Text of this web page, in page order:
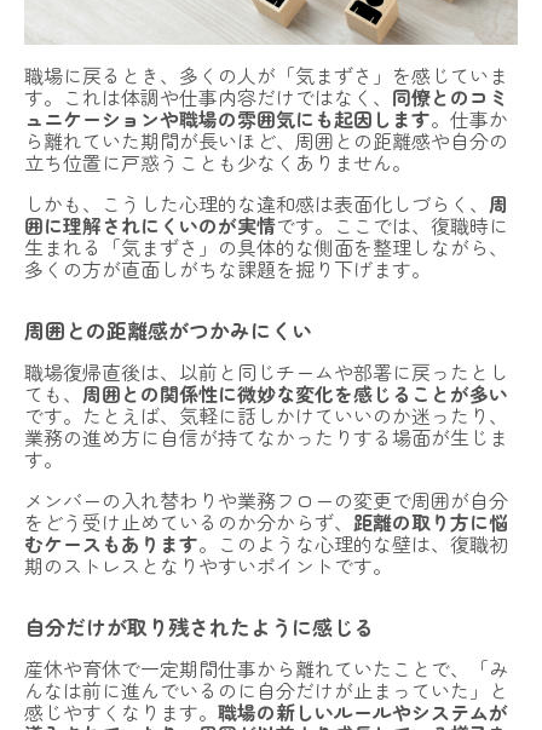
職場に戻るとき、多くの人が「気まずさ」を感じていま
す。これは体調や仕事内容だけではなく、 同僚とのコミ
ュニケーションや職場の雰囲気にも起因します。仕事か
ら離れていた期間が長いほど、周囲との距離感や自分の
立ち位置に戸惑うことも少なくありません。
しかも、こうした心理的な違和感は表面化しづらく、 周
囲に理解されにくいのが実情です。ここでは、復職時に
生まれる「気まずさ」の具体的な側面を整理しながら、
多くの方が直面しがちな課題を掘り下げます。
周囲との距離感がつかみにくい
職場復帰直後は、以前と同じチームや部署に戻ったとし
ても、 周囲との関係性に微妙な変化を感じることが多い
です。たとえば、気軽に話しかけていいのか迷ったり、
業務の進め方に自信が持てなかったりする場面が生じま
す。
メンバーの入れ替わりや業務フローの変更で周囲が自分
をどう受け止めているのか分からず、 距離の取り方に悩
むケースもあります。このような心理的な壁は、復職初
期のストレスとなりやすいポイントです。
自分だけが取り残されたように感じる
産休や育休で一定期間仕事から離れていたことで、「み
んなは前に進んでいるのに自分だけが止まっていた」と
感じやすくなります。 職場の新しいルールやシステムが